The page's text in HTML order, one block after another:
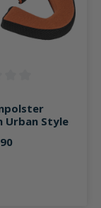
Bewertung
Urban Style